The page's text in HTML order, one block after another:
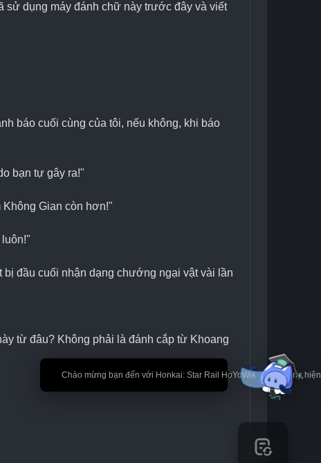
🎉 Chào mừng bạn đến với Honkai: Star Rail HoYoWiki! * Nội dung
sử dụng máy đánh chữ này trước đây và viết
báo cuối cùng của tôi, nếu không, khi báo
bạn tự gây ra!"
Gian còn hơn!"
đầu cuối nhận dạng chướng ngại vật vài lần
từ đâu? Không phải là đánh cắp từ Khoang